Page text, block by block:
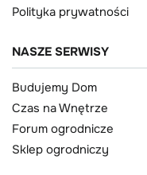
Polityka prywatności
NASZE SERWISY
Budujemy Dom
Czas na Wnętrze
Forum ogrodnicze
Sklep ogrodniczy